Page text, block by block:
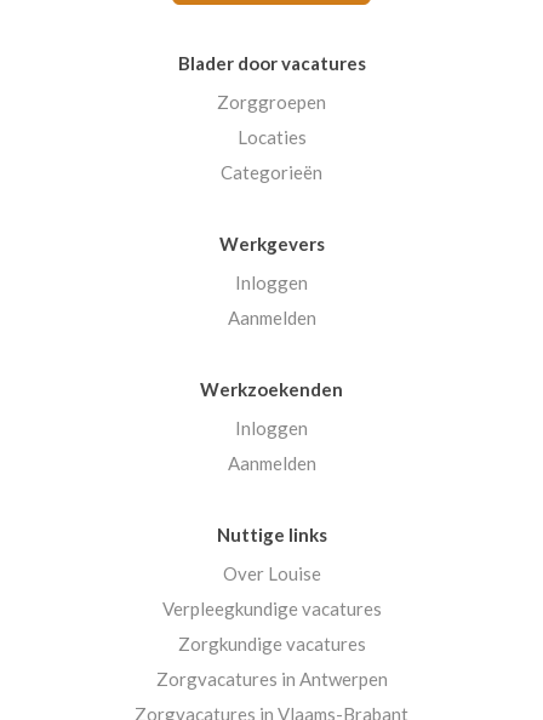
Blader door vacatures
Zorggroepen
Locaties
Categorieën
Werkgevers
Inloggen
Aanmelden
Werkzoekenden
Inloggen
Aanmelden
Nuttige links
Over Louise
Verpleegkundige vacatures
Zorgkundige vacatures
Zorgvacatures in Antwerpen
Zorgvacatures in Vlaams-Brabant